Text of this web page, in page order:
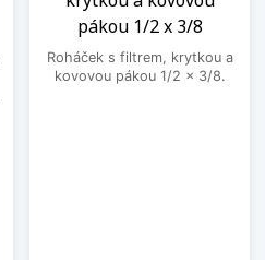
pákou 1/2 x 3/8
Roháček s filtrem, krytkou a
kovovou pákou 1/2 x 3/8.